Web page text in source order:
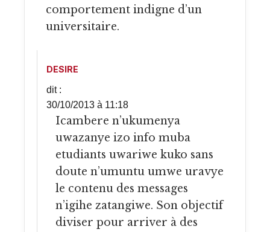
comportement indigne d’un
universitaire.
DESIRE
dit :
30/10/2013 à 11:18
Icambere n’ukumenya
uwazanye izo info muba
etudiants uwariwe kuko sans
doute n’umuntu umwe uravye
le contenu des messages
n’igihe zatangiwe. Son objectif
diviser pour arriver à des